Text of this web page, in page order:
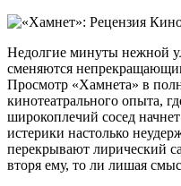
Недолгие минуты нежной
сменяются
Просмотр «Хамнета» в
кинотеатрального опыта,
широкоплечий сосед
истерики настолько
перекрывают лирический
вторя ему, то ли лишая